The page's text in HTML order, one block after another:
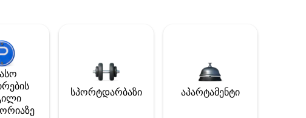
სპორტდარბაზი აპარტამენტი